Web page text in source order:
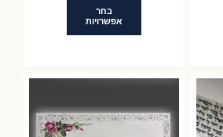
בחר
אפשרויות
יש
מספר
סוגים.